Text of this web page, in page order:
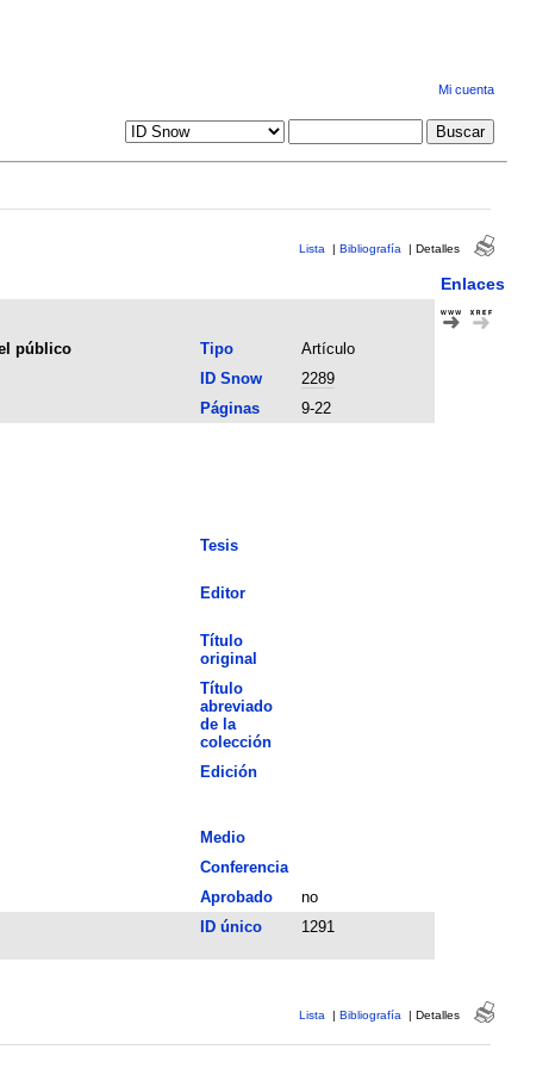
Mi cuenta
Lista | Bibliografía | Detalles
Enlaces
público Tipo
Artículo
ID Snow
2289
Páginas
9-22
Tesis
Editor
Título
original
Título
abreviado
de la
colección
Edición
Medio
Conferencia
Aprobado
no
ID único 1291
Lista | Bibliografía | Detalles